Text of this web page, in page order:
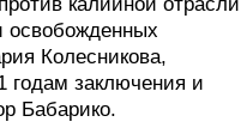
освобожденных
Колесникова,
годам заключения и
Бабарико.